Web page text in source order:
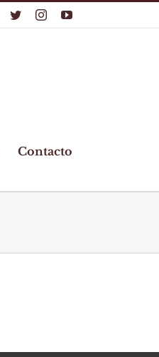
Facebook
TwitterInstagramYouTube
Contacto